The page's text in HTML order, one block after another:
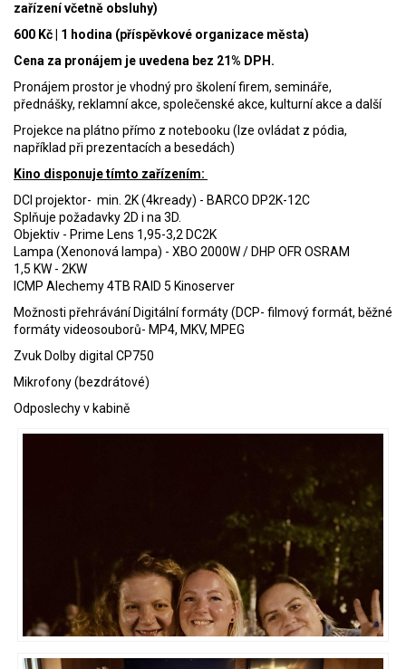
zařízení včetně obsluhy)
600 Kč | 1 hodina (příspěvkové organizace města)
Cena za pronájem je uvedena bez 21% DPH.
Pronájem prostor je vhodný pro školení firem, semináře,
přednášky, reklamní akce, společenské akce, kulturní akce a další
Projekce na plátno přímo z notebooku (lze ovládat z pódia,
například při prezentacích a besedách)
Kino disponuje tímto zařízením:
DCI projektor- min. 2K (4kready) - BARCO DP2K-12C
Splňuje požadavky 2D i na 3D.
Objektiv - Prime Lens 1,95-3,2 DC2K
Lampa (Xenonová lampa) - XBO 2000W / DHP OFR OSRAM
1,5 KW - 2KW
ICMP Alechemy 4TB RAID 5 Kinoserver
Možnosti přehrávání Digitální formáty (DCP- filmový formát, běžné
formáty videosouborů- MP4, MKV, MPEG
Zvuk Dolby digital CP750
Mikrofony (bezdrátové)
Odposlechy v kabině